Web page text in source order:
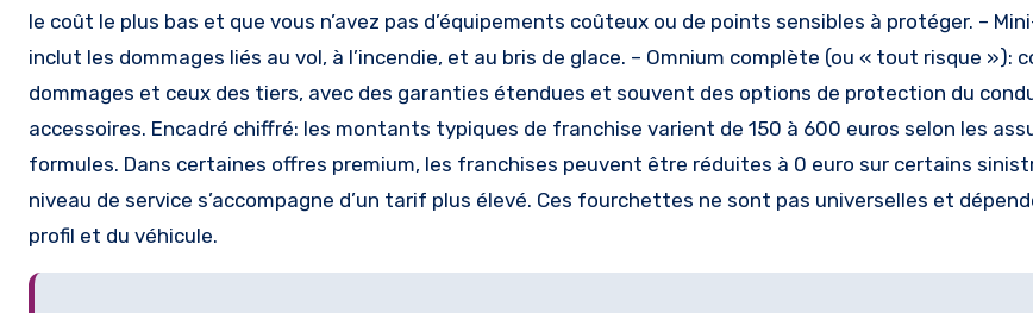
le coût le plus bas et que vous n’avez pas d’équipements coûteux ou de points sensibles à protéger. –
inclut les dommages liés au vol, à l’incendie, et au bris de glace. – Omnium complète (ou « tout risque »):
dommages et ceux des tiers, avec des garanties étendues et souvent des options de protection du
accessoires. Encadré chiffré: les montants typiques de franchise varient de 150 à 600 euros selon les
formules. Dans certaines offres premium, les franchises peuvent être réduites à 0 euro sur certains
niveau de service s’accompagne d’un tarif plus élevé. Ces fourchettes ne sont pas universelles et
profil et du véhicule.